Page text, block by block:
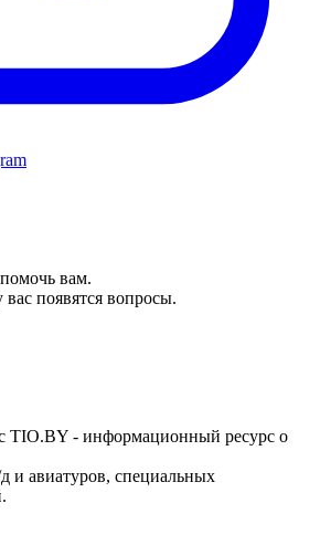
вам.
появятся вопросы.
TIO.BY - информационный ресурс о
и авиатуров, специальных